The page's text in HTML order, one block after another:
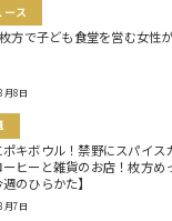
ース
枚方で子ども食堂を営む女性
月8日
ポキボウル！禁野にスパイス
ヒーと雑貨のお店！枚方め
のひらかた】
月7日